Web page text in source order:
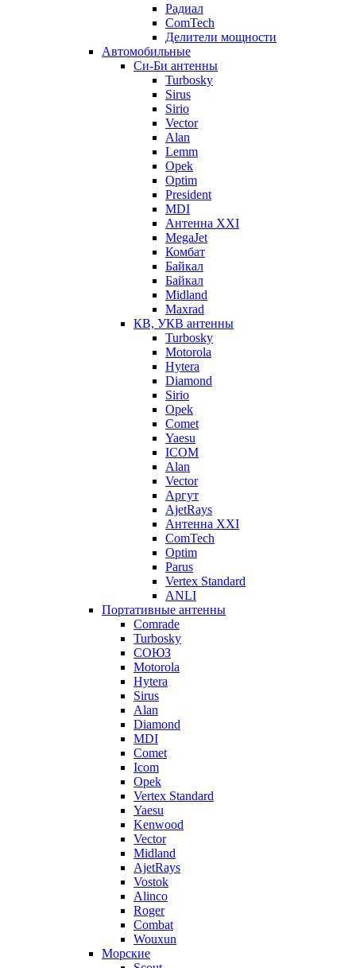
Радиал
ComTech
Делители мощности
Автомобильные
Си-Би антенны
Turbosky
Sirus
Sirio
Vector
Alan
Lemm
Opek
Optim
President
MDI
Антенна XXI
MegaJet
Комбат
Байкал
Байкал
Midland
Maxrad
КВ, УКВ антенны
Turbosky
Motorola
Hytera
Diamond
Sirio
Opek
Comet
Yaesu
ICOM
Alan
Vector
Аргут
AjetRays
Антенна XXI
ComTech
Optim
Parus
Vertex Standard
ANLI
Портативные антенны
Comrade
Turbosky
СОЮЗ
Motorola
Hytera
Sirus
Alan
Diamond
MDI
Comet
Icom
Opek
Vertex Standard
Yaesu
Kenwood
Vector
Midland
AjetRays
Vostok
Alinco
Roger
Combat
Wouxun
Морские